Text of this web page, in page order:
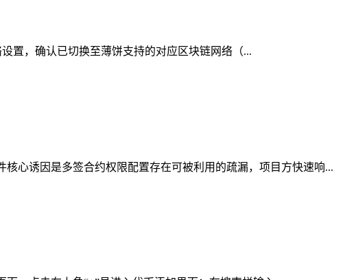
置，确认已切换至薄饼支持的对应区块链网络（...
心诱因是多签合约权限配置存在可被利用的疏漏，项目方快速响...